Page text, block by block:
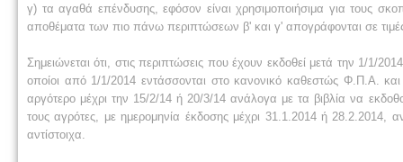
γ) τα αγαθά επένδυσης, εφόσον είναι χρησιμοποιήσιμα για τους
αποθέματα των πιο πάνω περιπτώσεων β' και γ' απογράφονται σε
Σημειώνεται ότι, στις περιπτώσεις που έχουν εκδοθεί μετά την 1/1/
οποίοι από 1/1/2014 εντάσσονται στο κανονικό καθεστώς Φ.Π.Α.
αργότερο μέχρι την 15/2/14 ή 20/3/14 ανάλογα με τα βιβλία να
τους αγρότες, με ημερομηνία έκδοσης μέχρι 31.1.2014 ή 28.2.2014,
αντίστοιχα.